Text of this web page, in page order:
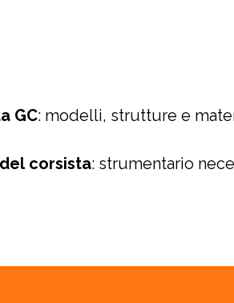
GC: modelli, strutture e
corsista: strumentario